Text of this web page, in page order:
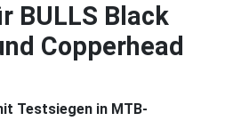
BULLS Black
Copperhead
Testsiegen in MTB-